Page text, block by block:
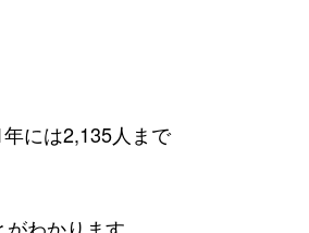
には2,135人まで
わかります。